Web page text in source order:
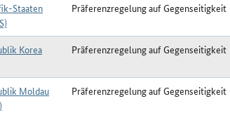
Staaten
Präferenzregelung auf Gegenseitigkeit
Korea
Präferenzregelung auf Gegenseitigkeit
Moldau
Präferenzregelung auf Gegenseitigkeit